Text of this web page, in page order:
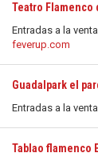
Teatro Flamenco
Entradas a la
feverup.com
Guadalpark el
Entradas a la
Tablao flamenco